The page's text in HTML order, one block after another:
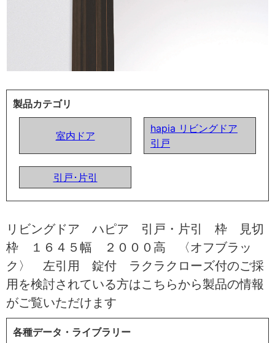
製品カテゴリ
室内ドア
hapia リビングドア
引戸
引戸･片引
リビングドア ハピア 引戸・片引 枠 見切
枠 １６４５幅 ２０００高 〈オフブラッ
ク〉 左引用 錠付 ラクラクローズ付のご採
用を検討されている方はこちらから製品の情報
がご覧いただけます
各種データ・ライブラリー